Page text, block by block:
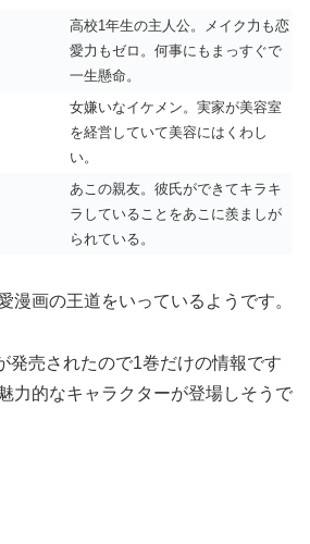
高校1年生の主人公。メイク力も恋
愛力もゼロ。何事にもまっすぐで
一生懸命。
女嫌いなイケメン。実家が美容室
を経営していて美容にはくわし
い。
あこの親友。彼氏ができてキラキ
ラしていることをあこに羨ましが
られている。
漫画の王道をいっているようです。
発売されたので1巻だけの情報です
力的なキャラクターが登場しそうで